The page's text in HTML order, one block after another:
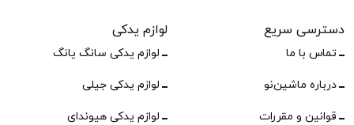
دسترسی سریع
تماس با ما
درباره ماشین‌نو
قوانین و مقررات
لوازم یدکی
لوازم یدکی سانگ یانگ
لوازم یدکی جیلی
لوازم یدکی هیوندای